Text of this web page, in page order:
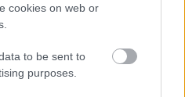
cookies on web or
to be sent to
purposes.
Aki
ellen, az vele